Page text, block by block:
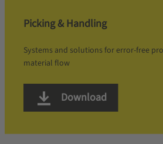
Picking & Handling
Systems and solutions for error-free
material flow
Download